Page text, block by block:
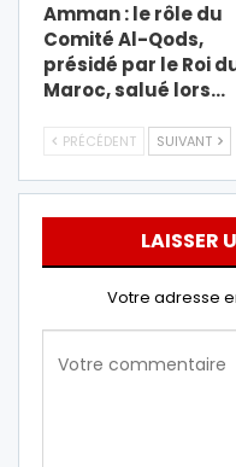
Amman : le rôle du
Comité Al-Qods,
présidé par le Roi
Maroc, salué lors…
PRÉCÉDENT SUIVANT
LAISSER
Votre adresse